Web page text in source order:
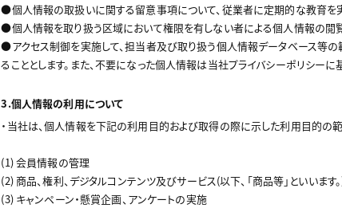
●個人情報の取扱いに関する留意事項について、従業者に定期的な教育を
●個人情報を取り扱う区域において権限を有しない者による個人情報の閲
●アクセス制御を実施して、担当者及び取り扱う個人情報データベース等
ることとします。また、不要になった個人情報は当社プライバシーポリシーに
3.個人情報の利用について
・当社は、個人情報を下記の利用目的および取得の際に示した利用目的の
(1) 会員情報の管理
(2) 商品、権利、デジタルコンテンツ及びサービス(以下、「商品等」といい
(3) キャンペーン・懸賞企画、アンケートの実施